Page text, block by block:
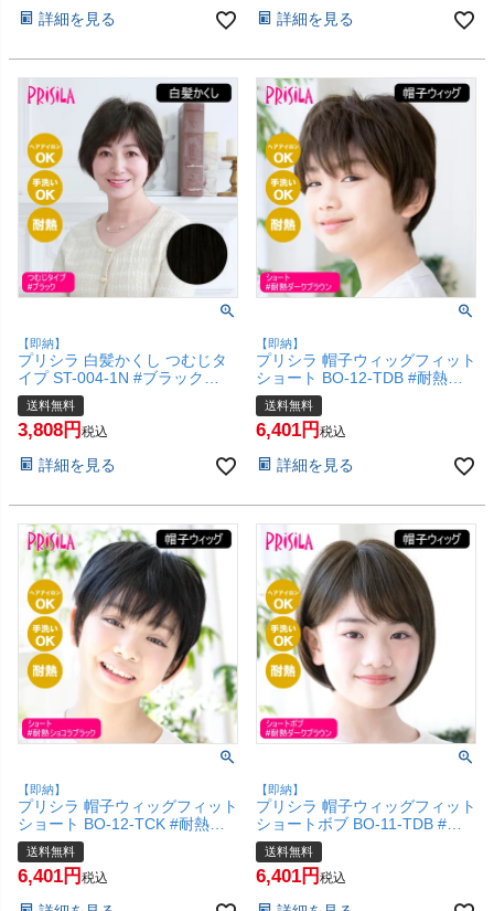
便送料無料】(6057675)
詳細を見る
【宅配便送料無料】(6057674)
詳細を見る
【即納】
プリシラ 白髪かくし つむじタ
イプ ST-004-1N #ブラック
【白髪隠し カバー ピンポイン
ト 頭頂部ウィッグ つけ毛 かつ
ら 医療用 和装 コスプレ 自然
(6057673)
送料無料
3,808 税込
詳細を見る
【即納】
プリシラ 帽子ウィッグフィット
ショート BO-12-TDB #耐熱ダ
ークブラウン Sサイズ(約52～
56ccm)【医療用 フルウィッグ
かつら 和装 コスプレ 自然 おし
お手軽 初心者向け ボブ 金属不
料無料】(6057727)
送料無料
6,401 税込
詳細を見る
【即納】
プリシラ 帽子ウィッグフィット
ショート BO-12-TCK #耐熱シ
ョコラブラック Sサイズ(約52
～56ccm)【医療用 フルウィッ
グ かつら 和装 コスプレ 自然
送料無料
6,401 税込
【即納】
プリシラ 帽子ウィッグフィット
ショートボブ BO-11-TDB #耐
熱ダークブラウン Sサイズ(約
52～56ccm)【医療用 フルウィ
ッグ かつら 和装 コスプレ 自然
送料無料
6,401 税込